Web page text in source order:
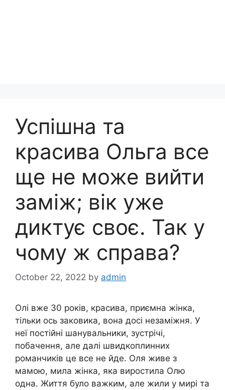
Успішна та
красива Ольга все
ще не може вийти
заміж; вік уже
диктує своє. Так у
чому ж справа?
October 22, 2022 by admin
Олі вже 30 років, красива, приємна жінка,
тільки ось заковика, вона досі незаміжня. У
неї постійні шанувальники, зустрічі,
побачення, але далі швидкоплинних
романчиків це все не йде. Оля живе з
мамою, мила жінка, яка виростила Олю
одна. Життя було важким, але жили у мирі та